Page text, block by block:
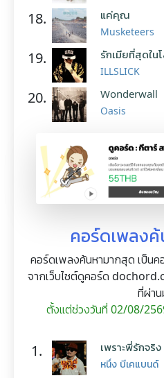
18. แค่คุณ
Musketeers
19. รักเมียที่สุดใน
ILLSLICK
20. Wonderwall
Oasis
คอร์ดเพลง
คอร์ดเพลงค้นหามากสุด เป็น
จากเว็บไซต์ดูคอร์ด
ที่ผ่าน
ตั้งแต่ช่วงวันที่ 02/08/
1. เพราะพี่รักจริง
หนึ่ง บีเคแบนด์